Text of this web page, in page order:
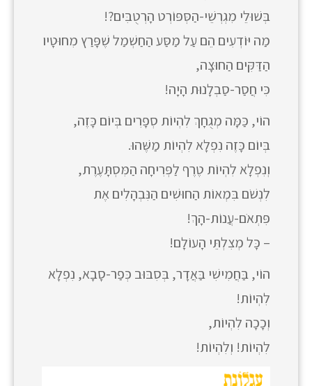
בְּשׁוּלֵי מִגְרְשֵׁי-הַסְּפּוֹרְט הָרְטֻבִּים?!
מַה יּוֹדְעִים הֵם עַל מַסַּע הַחַשְׁמַל שֶׁפָּרַץ מִחוּטָיו
הַדַּקִּים הַחוּצָה,
כִּי חֲסַר-סַבְלָנוּת הָיָה!
הוֹי, כַּמָּה מְגֻחָךְ לִהְיוֹת סְפָרִים בְּיוֹם כָּזֶה,
בְּיוֹם כָּזֶה נִפְלָא לִהְיוֹת מַשֶּׁהוּ.
וְנִפְלָא לִהְיוֹת טֶרֶף לַפְּרִיחָה הַמִּסְתָּעֶרֶת,
לִנְשֹׁם בִּמְאוֹת הַחוּשִׁים הַנִּבְהָלִים אֶת
פִּתְאֹם-עֲנוֹת-הָךְ!
– כָּל מְצִלְתֵּי הָעוֹלָם!
הוֹי, בַּחֲמִישִׁי בַּאֲדָר, בְּסִבּוּב כְּפַר-סָבָא, נִפְלָא
לִהְיוֹת!
וְכָכָה לִהְיוֹת,
לִהְיוֹת! וְלִהְיוֹת!